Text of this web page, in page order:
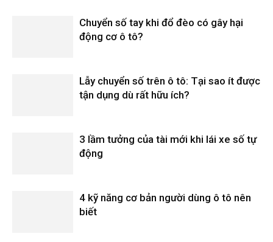
Chuyển số tay khi đổ đèo có gây hại
động cơ ô tô?
Lẫy chuyển số trên ô tô: Tại sao ít được
tận dụng dù rất hữu ích?
3 lầm tưởng của tài mới khi lái xe số tự
động
4 kỹ năng cơ bản người dùng ô tô nên
biết